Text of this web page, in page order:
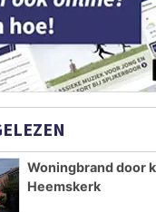
Woningbrand door
Heemskerk